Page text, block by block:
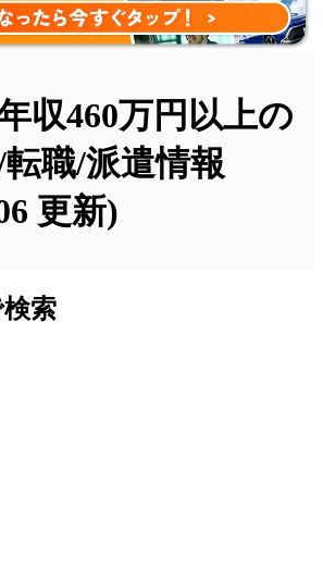
収460万円以上の
職/派遣情報
更新)
索